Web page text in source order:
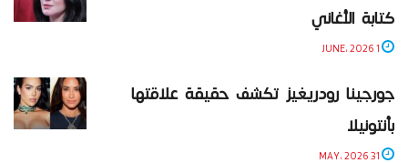
كتابة الأغاني
جورجينا رودريغيز تكشف حقيقة علاقتها
بأنتونيلا